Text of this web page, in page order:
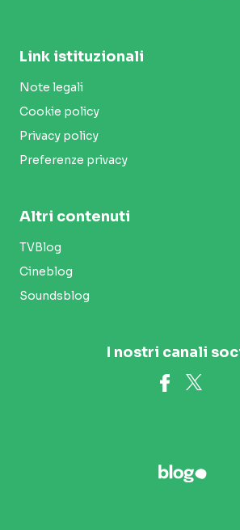
Link istituzionali
Note legali
Cookie policy
Privacy policy
Preferenze privacy
Altri contenuti
TVBlog
Cineblog
Soundsblog
I nostri canali